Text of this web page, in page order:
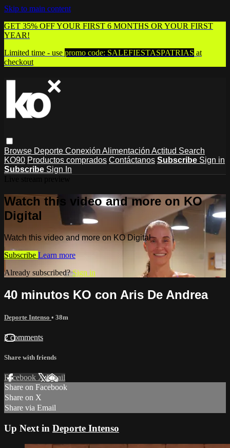
Skip to main content
GET 35% OFF YOUR FIRST 6 MONTHS OR YOUR FIRST
YEAR!
Limited time - use promo code: SALEFIESTASPATRIAS at
checkout
Browse Deporte Conexión Alimentación Actitud Search
KO90 Productos comprados Contáctanos Subscribe Sign in
Subscribe Sign In
Watch this video and more on KO
Digital
Watch this video and more on KO Digital
Subscribe Learn more
Already subscribed?Sign in
40 minutos KO con Aris De Andrea
Deporte Intenso • 38m
2 comments
Share with friends
Facebook XEmail
Share on Facebook
Share on X
Share via Email
Up Next in Deporte Intenso